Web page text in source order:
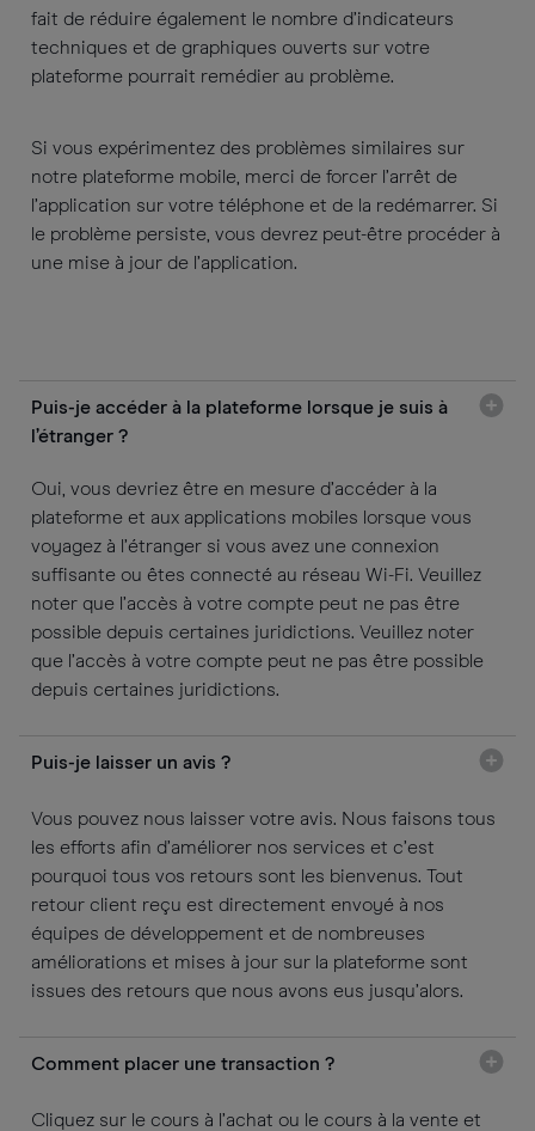
fait de réduire également le nombre d’indicateurs
techniques et de graphiques ouverts sur votre
plateforme pourrait remédier au problème.
Si vous expérimentez des problèmes similaires sur
notre plateforme mobile, merci de forcer l’arrêt de
l’application sur votre téléphone et de la redémarrer. Si
le problème persiste, vous devrez peut-être procéder à
une mise à jour de l’application.
Puis-je accéder à la plateforme lorsque je suis à
l’étranger ?
Oui, vous devriez être en mesure d’accéder à la
plateforme et aux applications mobiles lorsque vous
voyagez à l’étranger si vous avez une connexion
suffisante ou êtes connecté au réseau Wi-Fi. Veuillez
noter que l’accès à votre compte peut ne pas être
possible depuis certaines juridictions. Veuillez noter
que l’accès à votre compte peut ne pas être possible
depuis certaines juridictions.
Puis-je laisser un avis ?
Vous pouvez nous laisser votre avis. Nous faisons tous
les efforts afin d’améliorer nos services et c’est
pourquoi tous vos retours sont les bienvenus. Tout
retour client reçu est directement envoyé à nos
équipes de développement et de nombreuses
améliorations et mises à jour sur la plateforme sont
issues des retours que nous avons eus jusqu’alors.
Comment placer une transaction ?
Cliquez sur le cours à l’achat ou le cours à la vente et